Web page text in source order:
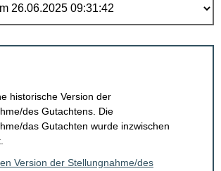
historische Version der
des Gutachtens. Die
das Gutachten wurde inzwischen
Version der Stellungnahme/des